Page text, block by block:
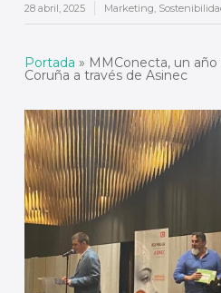
28 abril, 2025 Marketing,
Portada » MMConecta, un
Coruña a través de Asinec